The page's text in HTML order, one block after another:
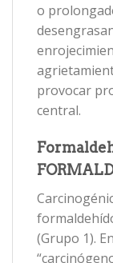
o
provocar
central.
(Grupo 1).